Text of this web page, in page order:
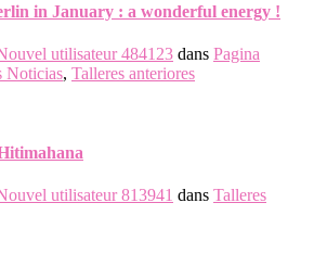
in January : a wonderful energy !
utilisateur 484123 dans Pagina
Noticias, Talleres anteriores
utilisateur 813941 dans Talleres